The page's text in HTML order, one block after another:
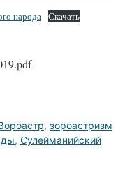
народа Скачать
, зороастризм
, Сулейманийский